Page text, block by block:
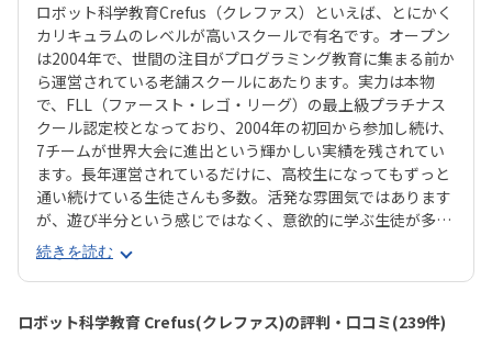
ロボット科学教育Crefus（クレファス）といえば、とにかく
カリキュラムのレベルが高いスクールで有名です。オープン
は2004年で、世間の注目がプログラミング教育に集まる前か
ら運営されている老舗スクールにあたります。実力は本物
で、FLL（ファースト・レゴ・リーグ）の最上級プラチナス
クール認定校となっており、2004年の初回から参加し続け、
7チームが世界大会に進出という輝かしい実績を残されてい
ます。長年運営されているだけに、高校生になってもずっと
通い続けている生徒さんも多数。活発な雰囲気ではあります
が、遊び半分という感じではなく、意欲的に学ぶ生徒が多い
のが特長です。ひとことで言えば派手さのない、「質実剛
健」なイメージのCrefusは、本気でやりたいお子さんにはぴ
ったりのスクールでしょう。対象年齢は小3生以上ですが、
年長〜小2生向けにKicks（キックス）というサブブランドも
運営されています。Kicsのほうは身近なものをテーマに、よ
続きを読む
ロボット科学教育 Crefus(クレファス)の評判・口コミ(239件)